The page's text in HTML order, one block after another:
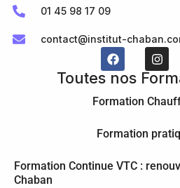
01 45 98 17 09
contact@institut-
Toutes nos
Formation
Formation
Formation Continue VTC :
Chaban